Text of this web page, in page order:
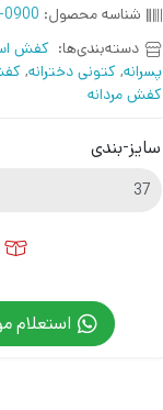
شناسه محصول: 0900
دسته‌بندی‌ها: کفش
پسرانه, کتونی دخترانه,
کفش مردانه
سایز-بندی
استعلام